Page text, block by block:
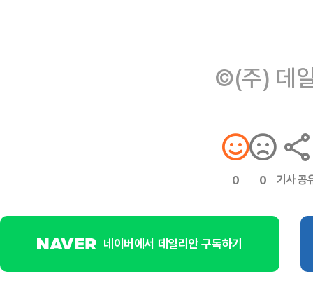
©(주) 데
0 0 기사 공
네이버에서 데일리안 구독하기